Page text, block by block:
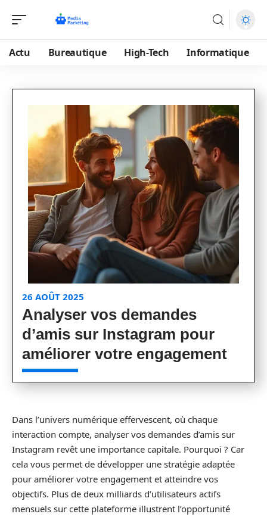
Actu Bureautique High-Tech Informatique
26 AOÛT 2025
Analyser vos demandes
d’amis sur Instagram pour
améliorer votre engagement
Dans l’univers numérique effervescent, où chaque
interaction compte, analyser vos demandes d’amis sur
Instagram revêt une importance capitale. Pourquoi ? Car
cela vous permet de développer une stratégie adaptée
pour améliorer votre engagement et atteindre vos
objectifs. Plus de deux milliards d’utilisateurs actifs
mensuels sur cette plateforme illustrent l’opportunité